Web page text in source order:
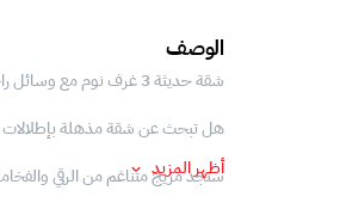
الوصف
شقة حديثة 3 غرف نوم مع وسائل راحة عالمية - السد
هل تبحث عن شقة مذهلة بإطلالات
ستجد مزيج متناغم من الرقي
أظهر المزيد